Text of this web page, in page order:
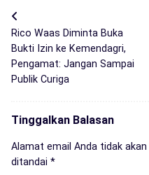
Rico Waas Diminta Buka
Bukti Izin ke Kemendagri,
Pengamat: Jangan Sampai
Publik Curiga
Tinggalkan Balasan
Alamat email Anda tidak akan
ditandai *